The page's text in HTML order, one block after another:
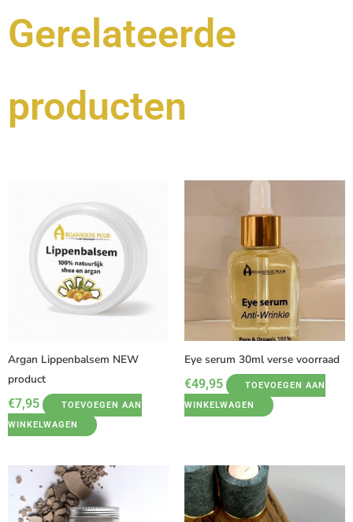
Gerelateerde
producten
Argan Lippenbalsem NEW
product
€7,95
TOEVOEGEN AAN
WINKELWAGEN
Eye serum 30ml verse voorraad
€49,95
TOEVOEGEN AAN
WINKELWAGEN